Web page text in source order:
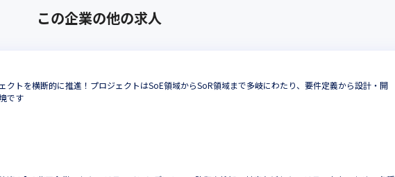
この企業の他の求人
クトを横断的に推進！プロジェクトはSoE領域からSoR領域まで多岐にわたり、要件定義から設計・開
です